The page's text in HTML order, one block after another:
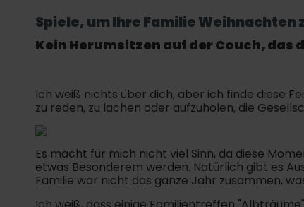
Spiele, um Ihre Familie Weihnachten
Kein Herumsitzen auf der Couch, das
Ich weiß nichts über dich, aber ich finde diese
zu reden, zu lachen oder aufzuholen, die
Es macht für mich nicht viel Sinn, da diese
etwas Besonderem werden. Natürlich gibt es
Familie war nicht das ganze Jahr zusammen,